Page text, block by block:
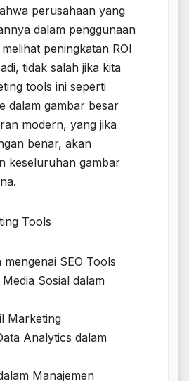
perusahaan yang
dalam penggunaan
peningkatan ROI
tidak salah jika kita
tools ini seperti
dalam gambar besar
modern, yang jika
benar, akan
keseluruhan gambar
Tools
mengenai SEO Tools
Sosial dalam
Marketing
Analytics dalam
Manajemen